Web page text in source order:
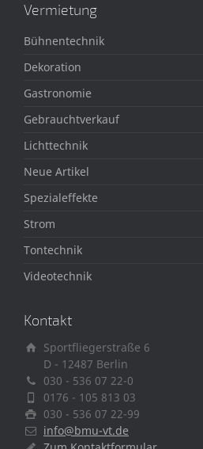
Vermietung
Bühnentechnik
Dekoration
Gastronomie
Gebrauchtverkauf
Lichttechnik
Neue Artikel
Spezialeffekte
Strom
Tontechnik
Videotechnik
Kontakt
Sportfliegerstraße 6
D - 12487 Berlin
030 - 536 07 22-0
0176 - 105 813 03
030 - 536 07 22-99
info@bmu-vt.de